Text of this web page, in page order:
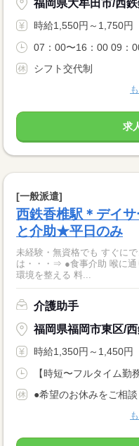
福岡県大牟田市/西
時給1,550円～1,750円
07：00〜16：00 09：
シフト交代制
求
[一般派遣]
西鉄香椎駅＊デイ
と介助★平日のみ
未経験・無資格でも すぐにできる
は・・・⇒ ●食事介助 喉に通りやすい工夫をするなど 食事しやすい
環境を整える 料...
介護助手
福岡県福岡市東区/
時給1,350円～1,450円
【時短〜フルタイム勤
●希望のお休みをご相